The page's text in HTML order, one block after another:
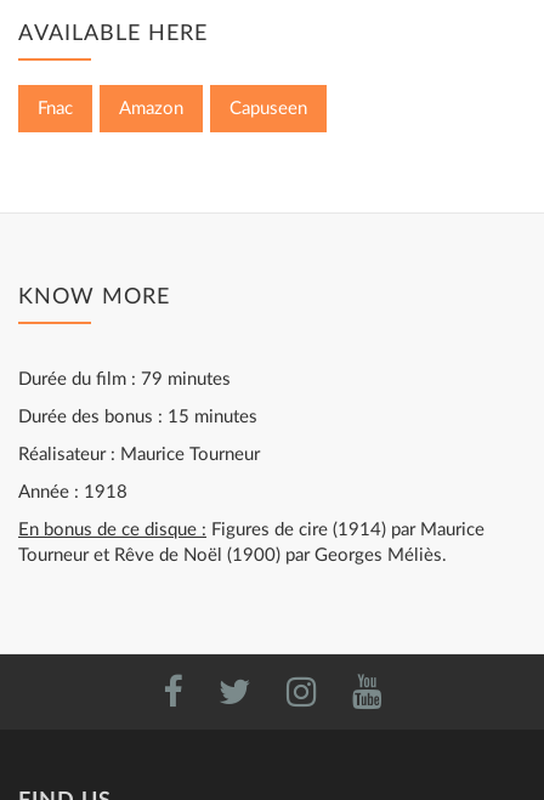
AVAILABLE HERE
Fnac Amazon Capuseen
KNOW MORE
Durée du film : 79 minutes
Durée des bonus : 15 minutes
Réalisateur : Maurice Tourneur
Année : 1918
En bonus de ce disque : Figures de cire (1914) par Maurice
Tourneur et Rêve de Noël (1900) par Georges Méliès.